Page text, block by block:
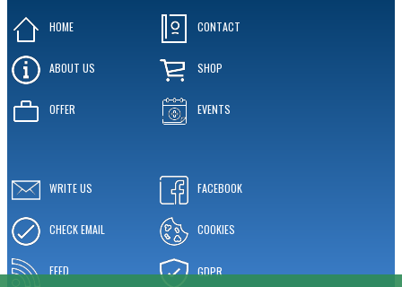
HOME
ABOUT US
OFFER
CONTACT
SHOP
EVENTS
WRITE US
CHECK EMAIL
FEED
FACEBOOK
COOKIES
GDPR